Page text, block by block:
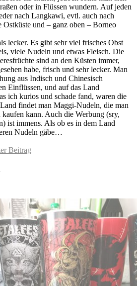
oder in Flüssen wundern. Auf jeden
nach Langkawi, evtl. auch nach
Ostküste und – ganz oben – Borneo
lecker. Es gibt sehr viel frisches Obst
viele Nudeln und etwas Fleisch. Die
sind an den Küsten immer,
habe, frisch und sehr lecker. Man
aus Indisch und Chinesisch
Einflüssen, und auf das Land
ich kurios und schade fand, waren die
findet man Maggi-Nudeln, die man
kaufen kann. Auch die Werbung (sry,
ist immens. Als ob es in dem Land
Nudeln gäbe…
Beitrag